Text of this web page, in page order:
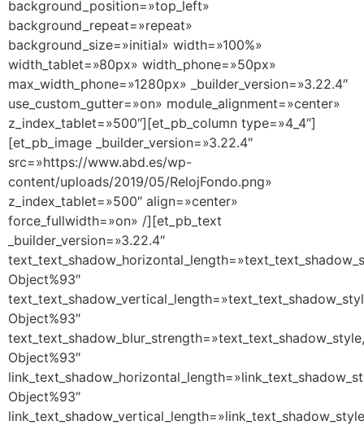
background_position=»top_left»
background_repeat=»repeat»
background_size=»initial» width=»100%»
width_tablet=»80px» width_phone=»50px»
max_width_phone=»1280px» _builder_version=»3.22.4″
use_custom_gutter=»on» module_alignment=»center»
z_index_tablet=»500″][et_pb_column type=»4_4″]
[et_pb_image _builder_version=»3.22.4″
src=»https://www.abd.es/wp-
content/uploads/2019/05/RelojFondo.png»
z_index_tablet=»500″ align=»center»
force_fullwidth=»on» /][et_pb_text
_builder_version=»3.22.4″
Object%93″
Object%93″
Object%93″
Object%93″